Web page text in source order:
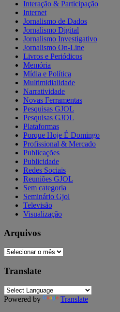
Interação & Participação
Internet
Jornalismo de Dados
Jornalismo Digital
Jornalismo Investigativo
Jornalismo On-Line
Livros e Periódicos
Memória
Mídia e Política
Multimidialidade
Narratividade
Novas Ferramentas
Pesquisas GJOL
Pesquisas GJOL
Plataformas
Porque Hoje É Domingo
Profissional & Mercado
Publicações
Publicidade
Redes Sociais
Reuniões GJOL
Sem categoria
Seminário Gjol
Televisão
Visualização
Arquivos
Arquivos
Translate
Powered by Translate